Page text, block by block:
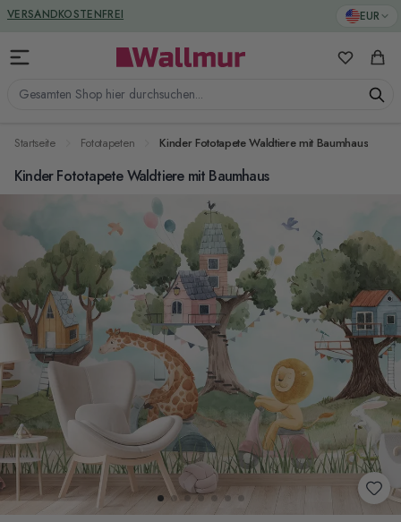
Zum Inhalt springen EUR
Gesamten Shop hier durchsuchen...
Meine
VERSANDKOSTENFREI
GREENGUARD ZERTIFIZIERT
Startseite Fototapeten Kinder Fototapete Waldtiere mit Baumhaus
Kinder Fototapete Waldtiere mit Baumhaus